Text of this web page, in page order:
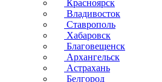
Красноярск
Владивосток
Ставрополь
Хабаровск
Благовещенск
Архангельск
Астрахань
Белгород